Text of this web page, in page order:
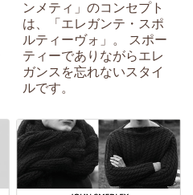
ンメティ」のコンセプト
は、「エレガンテ・スポ
ルティーヴォ」。 スポー
ティーでありながらエレ
ガンスを忘れないスタイ
ルです。